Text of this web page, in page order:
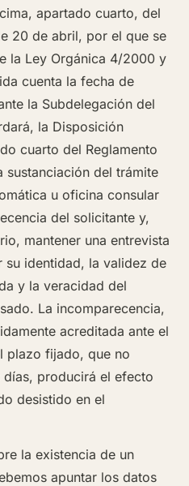
apartado cuarto, del
20 de abril, por el que se
la Ley Orgánica 4/2000 y
cuenta la fecha de
la Subdelegación del
la Disposición
cuarto del Reglamento
sustanciación del trámite
u oficina consular
del solicitante y,
mantener una entrevista
su identidad, la validez de
y la veracidad del
La incomparecencia,
acreditada ante el
plazo fijado, que no
producirá el efecto
desistido en el
la existencia de un
apuntar los datos